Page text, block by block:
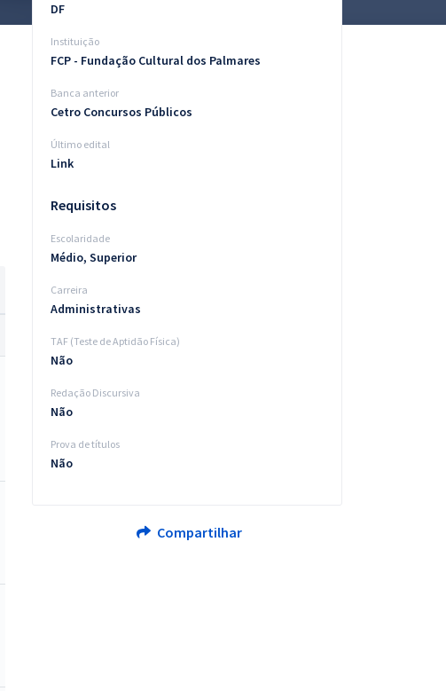
DF
Instituição
FCP - Fundação Cultural dos Palmares
Banca anterior
Cetro Concursos Públicos
Último edital
Link
Requisitos
Escolaridade
Médio, Superior
Carreira
Administrativas
TAF (Teste de Aptidão Física)
Não
Redação Discursiva
Não
Prova de títulos
Não
Compartilhar